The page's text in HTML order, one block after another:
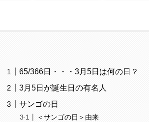
65/366日・・・3月5日は何の日？
3月5日が誕生日の有名人
サンゴの日
＜サンゴの日＞由来